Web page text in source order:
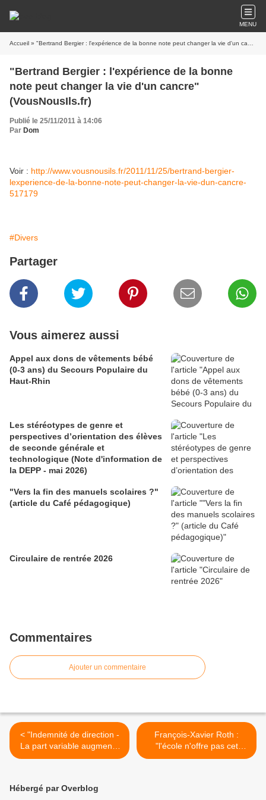
MENU
Accueil » "Bertrand Bergier : l'expérience de la bonne note peut changer la vie d'un cancre" (VousNousIls.fr)
"Bertrand Bergier : l'expérience de la bonne
note peut changer la vie d'un cancre"
(VousNousIls.fr)
Publié le 25/11/2011 à 14:06
Par Dom
Voir : http://www.vousnousils.fr/2011/11/25/bertrand-bergier-
lexperience-de-la-bonne-note-peut-changer-la-vie-dun-cancre-
517179
#Divers
Partager
Vous aimerez aussi
Appel aux dons de vêtements bébé
(0-3 ans) du Secours Populaire du
Haut-Rhin
Les stéréotypes de genre et
perspectives d’orientation des élèves
de seconde générale et
technologique (Note d'information de
la DEPP - mai 2026)
"Vers la fin des manuels scolaires ?"
(article du Café pédagogique)
Circulaire de rentrée 2026
Commentaires
Ajouter un commentaire
< "Indemnité de direction -
La part variable augmente
de 50 %" (Communiqué
François-Xavier Roth :
"l'école n'offre pas cet
espace qui permet d'avoir
Hébergé par Overblog